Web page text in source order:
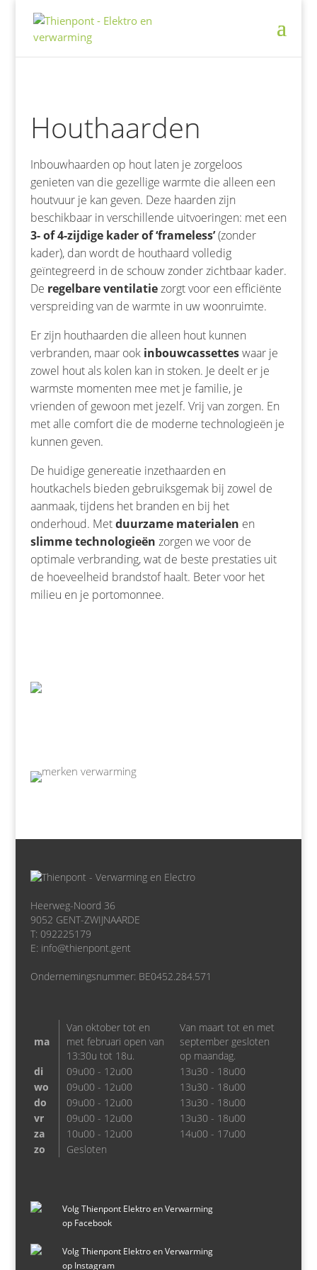
Houthaarden
Inbouwhaarden op hout laten je zorgeloos
genieten van die gezellige warmte die alleen een
houtvuur je kan geven. Deze haarden zijn
beschikbaar in verschillende uitvoeringen: met een
3- of 4-zijdige kader of ‘frameless’(zonder
kader), dan wordt de houthaard volledig
geïntegreerd in de schouw zonder zichtbaar kader.
De regelbare ventilatiezorgt voor een efficiënte
verspreiding van de warmte in uw woonruimte.
Er zijn houthaarden die alleen hout kunnen
verbranden, maar ook inbouwcassetteswaar je
zowel hout als kolen kan in stoken. Je deelt er je
warmste momenten mee met je familie, je
vrienden of gewoon met jezelf. Vrij van zorgen. En
met alle comfort die de moderne technologieën je
kunnen geven.
De huidige genereatie inzethaarden en
houtkachels bieden gebruiksgemak bij zowel de
aanmaak, tijdens het branden en bij het
onderhoud. Metduurzame materialen en
slimme technologieën zorgen we voor de
optimale verbranding, wat de beste prestaties uit
de hoeveelheid brandstof haalt. Beter voor het
milieu en je portomonnee.
Heerweg-Noord 36
9052 GENT-ZWIJNAARDE
T: 092225179
E: info@thienpont.gent
Ondernemingsnummer: BE0452.284.571
ma
Van oktober tot en
met februari open van
13:30u tot 18u.
Van maart tot en met
september gesloten
op maandag.
di
09u00 - 12u00
13u30 - 18u00
wo
09u00 - 12u00
13u30 - 18u00
do
09u00 - 12u00
13u30 - 18u00
vr
09u00 - 12u00
13u30 - 18u00
za
10u00 - 12u00
14u00 - 17u00
zo
Gesloten
Volg Thienpont Elektro en Verwarming
op Facebook
Volg Thienpont Elektro en Verwarming
op Instagram